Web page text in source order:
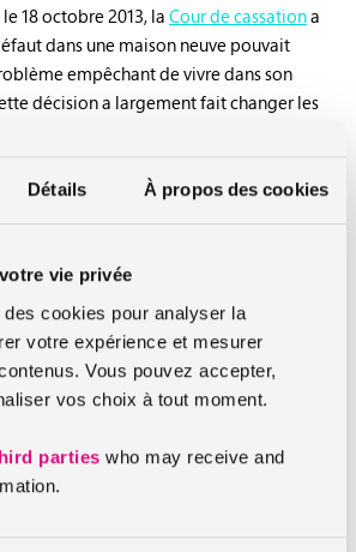
Détails À propos des cookies
vie privée
cookies pour analyser la
votre expérience et mesurer
Vous pouvez accepter,
vos choix à tout moment.
parties who may receive and
18 octobre 2013, la Cour de cassationa
dans une maison neuve pouvait
empêchant de vivre dans son
décision a largement fait changer les
ne prenant pas en charge ce type de
impossible d’obtenir gain de
désarroi total. Désormais, il est
est en mesure, s’il a été établi que la
en l’état, d’indemniser les
considéré comme annexe, le
désormais partie des malfaçons qui